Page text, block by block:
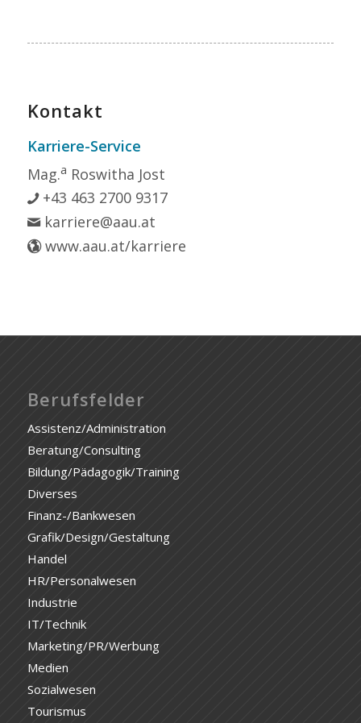
Kontakt
Karriere-Service
Mag.a Roswitha Jost
+43 463 2700 9317
karriere@aau.at
www.aau.at/karriere
Berufsfelder
Assistenz/Administration
Beratung/Consulting
Bildung/Pädagogik/Training
Diverses
Finanz-/Bankwesen
Grafik/Design/Gestaltung
Handel
HR/Personalwesen
Industrie
IT/Technik
Marketing/PR/Werbung
Medien
Sozialwesen
Tourismus